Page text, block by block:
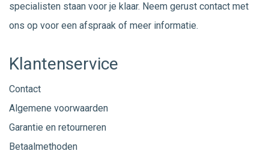
specialisten staan voor je klaar. Neem gerust contact met
ons op voor een afspraak of meer informatie.
Klantenservice
Contact
Algemene voorwaarden
Garantie en retourneren
Betaalmethoden